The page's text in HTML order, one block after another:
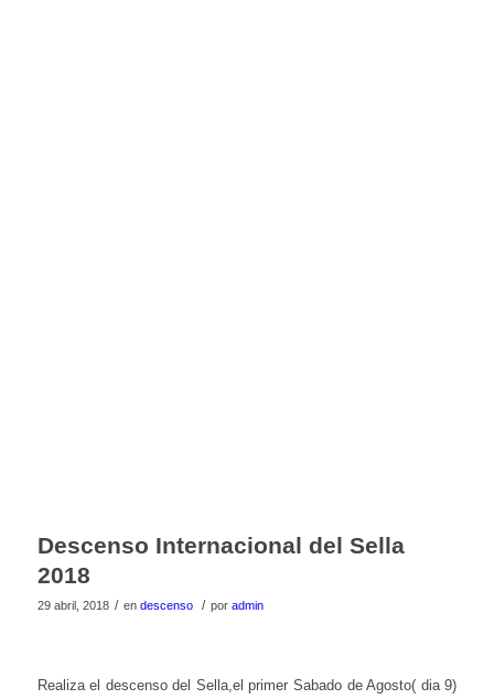
Descenso Internacional del Sella
2018
29 abril, 2018 / en descenso / por admin
Realiza el descenso del Sella,el primer Sabado de Agosto( dia 9)